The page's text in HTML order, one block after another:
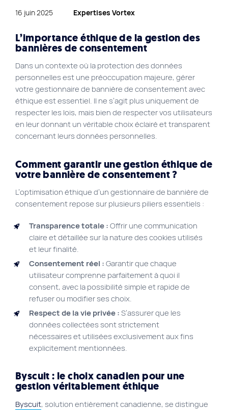
Plan du site
Site Web municipal
Vie Privée
VortexLab
40 rue Jean-Talon E., Montreal
16 juin 2025 Expertises Vortex
L’importance éthique de la gestion des
bannières de consentement
Dans un contexte où la protection des données
personnelles est une préoccupation majeure, gérer
votre gestionnaire de bannière de consentement avec
éthique est essentiel. Il ne s’agit plus uniquement de
respecter les lois, mais bien de respecter vos utilisateurs
en leur donnant un véritable choix éclairé et transparent
concernant leurs données personnelles.
Comment garantir une gestion éthique de
votre bannière de consentement ?
L’optimisation éthique d’un gestionnaire de bannière de
consentement repose sur plusieurs piliers essentiels :
Transparence totale : Offrir une communication
claire et détaillée sur la nature des cookies utilisés
et leur finalité.
Consentement réel : Garantir que chaque
utilisateur comprenne parfaitement à quoi il
consent, avec la possibilité simple et rapide de
refuser ou modifier ses choix.
Respect de la vie privée : S’assurer que les
données collectées sont strictement
nécessaires et utilisées exclusivement aux fins
explicitement mentionnées.
Byscuit : le choix canadien pour une
gestion véritablement éthique
Byscuit, solution entièrement canadienne, se distingue